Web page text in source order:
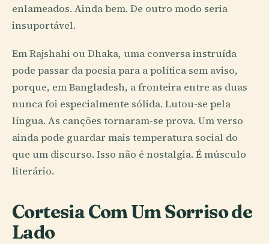
enlameados. Ainda bem. De outro modo seria
insuportável.
Em Rajshahi ou Dhaka, uma conversa instruída
pode passar da poesia para a política sem aviso,
porque, em Bangladesh, a fronteira entre as duas
nunca foi especialmente sólida. Lutou-se pela
língua. As canções tornaram-se prova. Um verso
ainda pode guardar mais temperatura social do
que um discurso. Isso não é nostalgia. É músculo
literário.
Cortesia Com Um Sorriso de
Lado